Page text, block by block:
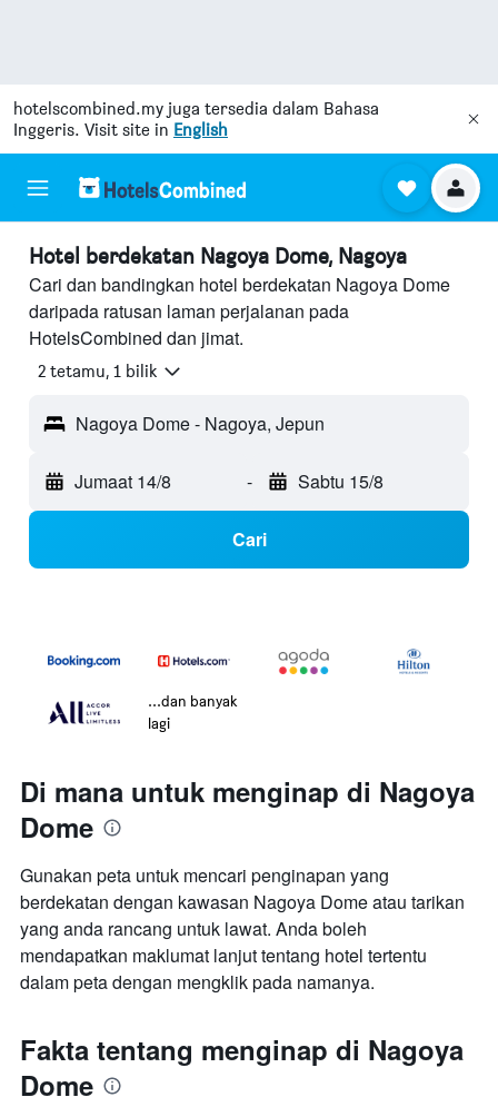
hotelscombined.my juga tersedia dalam Bahasa
Inggeris. Visit site in English
Hotel berdekatan Nagoya Dome, Nagoya
Cari dan bandingkan hotel berdekatan Nagoya Dome
daripada ratusan laman perjalanan pada
HotelsCombined dan jimat.
2 tetamu, 1 bilik
Nagoya Dome - Nagoya, Jepun
Jumaat 14/8 - Sabtu 15/8
Cari
...dan banyak
lagi
Di mana untuk menginap di Nagoya
Dome
Gunakan peta untuk mencari penginapan yang
berdekatan dengan kawasan Nagoya Dome atau tarikan
yang anda rancang untuk lawat. Anda boleh
mendapatkan maklumat lanjut tentang hotel tertentu
dalam peta dengan mengklik pada namanya.
Fakta tentang menginap di Nagoya
Dome